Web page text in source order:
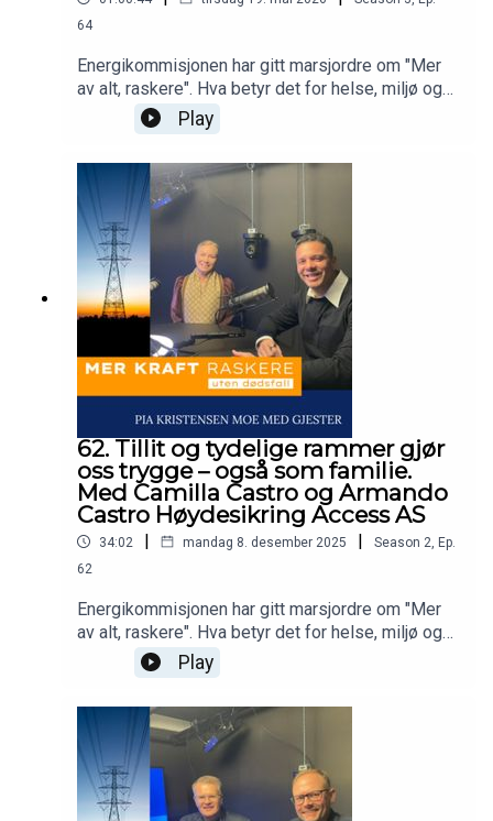
64
Energikommisjonen har gitt marsjordre om "Mer
av alt, raskere". Hva betyr det for helse, miljø og
sikkerhet at vi skal bygge mer kraft - raskere?
Dette spørsmålet stiller Pia Kristensen Moe i
podcasten Mer kraft raskere - uten dødsfall.Vi
snakker med alle bransjer som arbeider i høyden
for å se om vi kan lære noe av hverandre.
Play
62. Tillit og tydelige rammer gjør
oss trygge – også som familie.
Med Camilla Castro og Armando
Castro Høydesikring Access AS
34:02 | mandag 8. desember 2025 | Season 2, Ep.
62
Energikommisjonen har gitt marsjordre om "Mer
av alt, raskere". Hva betyr det for helse, miljø og
sikkerhet at vi skal bygge mer kraft - raskere?
Dette spørsmålet stiller Pia Kristensen Moe i
podcasten Mer kraft raskere - uten dødsfall.
Play